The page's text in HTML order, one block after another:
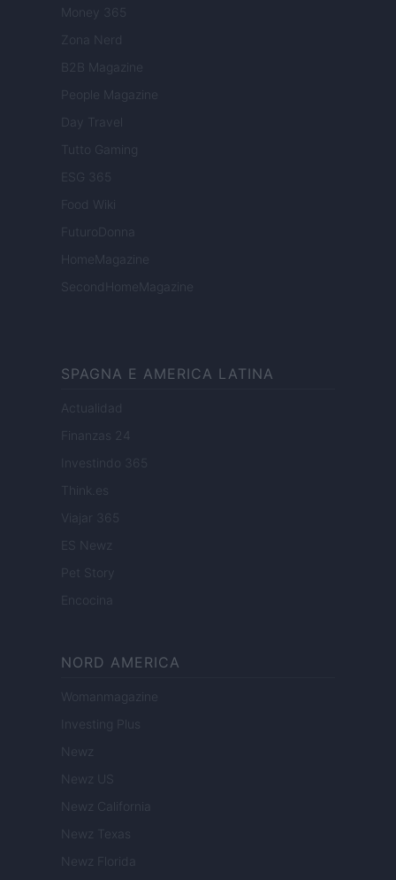
Money 365
Zona Nerd
B2B Magazine
People Magazine
Day Travel
Tutto Gaming
ESG 365
Food Wiki
FuturoDonna
HomeMagazine
SecondHomeMagazine
SPAGNA E AMERICA LATINA
Actualidad
Finanzas 24
Investindo 365
Think.es
Viajar 365
ES Newz
Pet Story
Encocina
NORD AMERICA
Womanmagazine
Investing Plus
Newz
Newz US
Newz California
Newz Texas
Newz Florida